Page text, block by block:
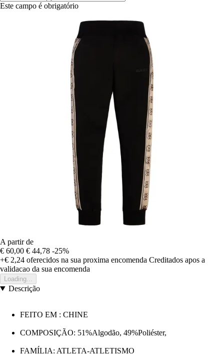
Este campo é obrigatório
A partir de
€ 60,00 € 44,78 -25%
+€ 2,24 oferecidos na sua proxima encomenda Creditados apos a
validacao da sua encomenda
Loading...
Descrição
FEITO EM : CHINE
COMPOSIÇÃO: 51%Algodão, 49%Poliéster,
FAMÍLIA: ATLETA-ATLETISMO